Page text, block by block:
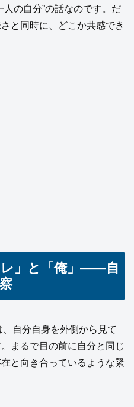
人の自分”の話なのです。だ
と同時に、どこか共感でき
レ」と「俺」――自
、自分自身を外側から見て
まるで目の前に自分と同じ
と向き合っているような緊